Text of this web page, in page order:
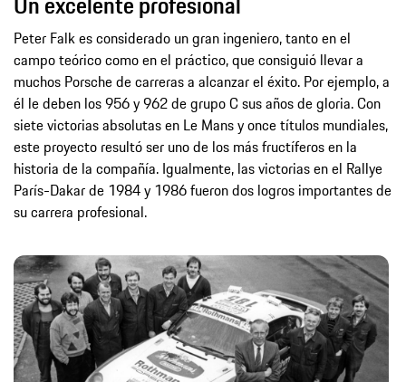
Peter Falk es considerado un gran ingeniero, tanto en el
campo teórico como en el práctico, que consiguió llevar a
muchos Porsche de carreras a alcanzar el éxito. Por ejemplo, a
él le deben los 956 y 962 de grupo C sus años de gloria. Con
siete victorias absolutas en Le Mans y once títulos mundiales,
este proyecto resultó ser uno de los más fructíferos en la
historia de la compañía. Igualmente, las victorias en el Rallye
París-Dakar de 1984 y 1986 fueron dos logros importantes de
su carrera profesional.